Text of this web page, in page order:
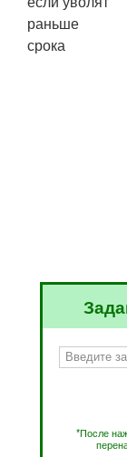
*После